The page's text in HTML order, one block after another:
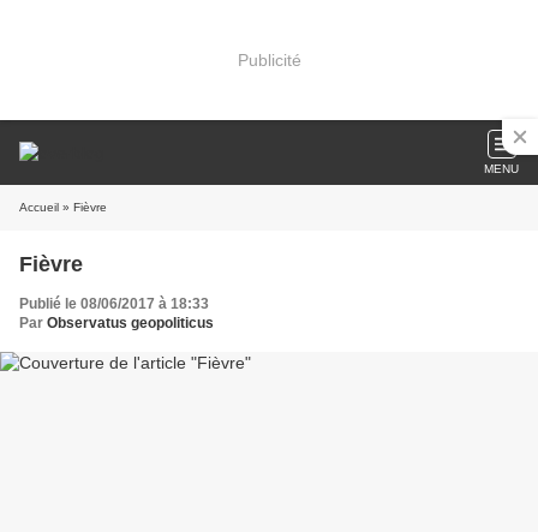
Publicité
MENU
Accueil » Fièvre
Fièvre
Publié le 08/06/2017 à 18:33
Par Observatus geopoliticus